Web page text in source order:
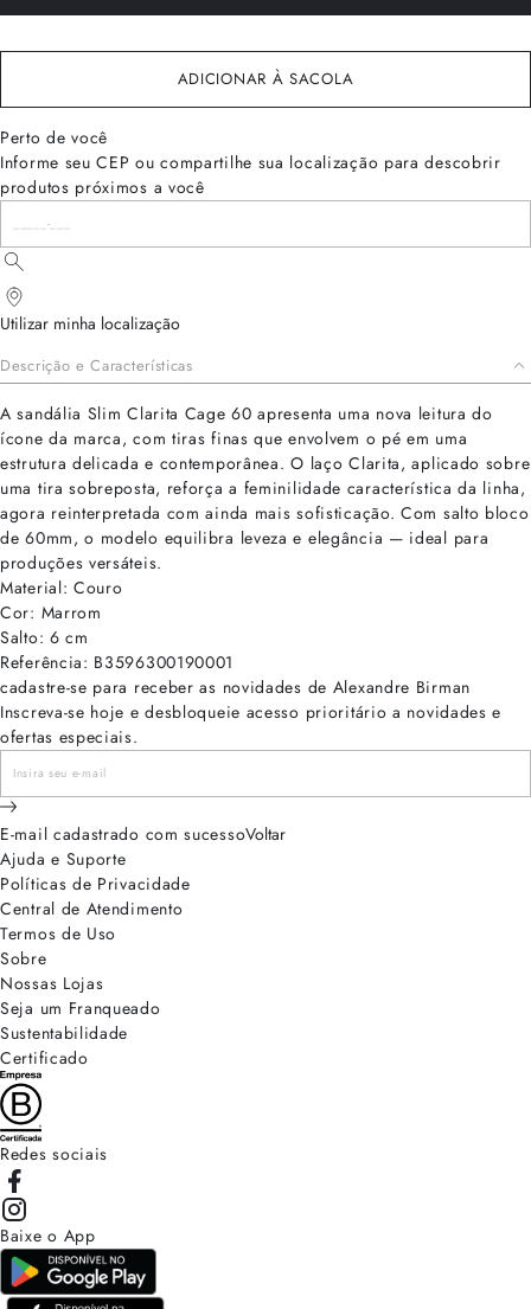
ADICIONAR À SACOLA
Perto de você
Informe seu CEP ou compartilhe sua localização para descobrir
produtos próximos a você
Utilizar minha localização
Descrição e Características
A sandália Slim Clarita Cage 60 apresenta uma nova leitura do
ícone da marca, com tiras finas que envolvem o pé em uma
estrutura delicada e contemporânea. O laço Clarita, aplicado sobre
uma tira sobreposta, reforça a feminilidade característica da linha,
agora reinterpretada com ainda mais sofisticação. Com salto bloco
de 60mm, o modelo equilibra leveza e elegância — ideal para
produções versáteis.
Material: Couro
Cor: Marrom
Salto: 6 cm
Referência: B3596300190001
cadastre-se para receber as novidades de Alexandre Birman
Inscreva-se hoje e desbloqueie acesso prioritário a novidades e
ofertas especiais.
E-mail cadastrado com sucessoVoltar
Ajuda e Suporte
Políticas de Privacidade
Central de Atendimento
Termos de Uso
Sobre
Nossas Lojas
Seja um Franqueado
Sustentabilidade
Certificado
Redes sociais
Baixe o App